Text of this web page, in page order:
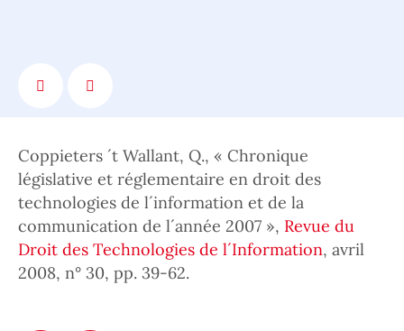
Coppieters ´t Wallant, Q., « Chronique
législative et réglementaire en droit des
technologies de l´information et de la
communication de l´année 2007 », Revue du
Droit des Technologies de l´Information, avril
2008, n° 30, pp. 39-62.